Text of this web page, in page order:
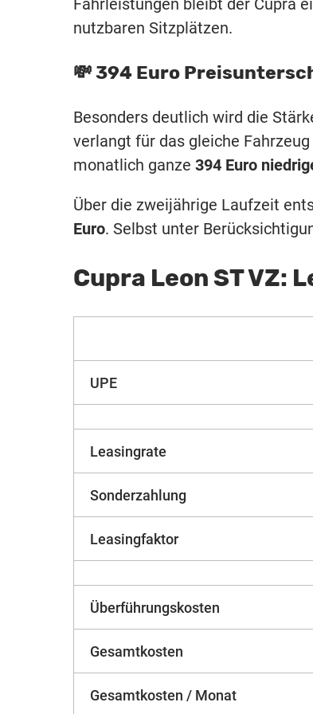
Fahrleistungen bleibt der Cupra
nutzbaren Sitzplätzen.
💸 394 Euro
Besonders deutlich wird die
verlangt für das gleiche Fahrzeug
monatlich ganze 394 Euro
Über die zweijährige Laufzeit
Euro. Selbst unter
Cupra Leon ST VZ:
UPE
Leasingrate
Sonderzahlung
Leasingfaktor
Überführungskosten
Gesamtkosten
Gesamtkosten / Monat